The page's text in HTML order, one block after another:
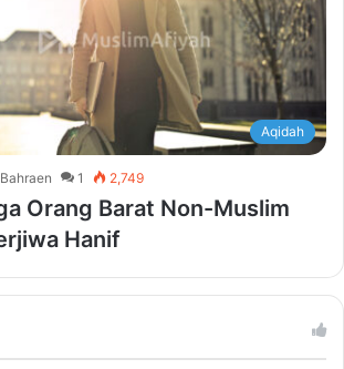
Aqidah
1 2,749
Orang Barat Non-Muslim
Hanif